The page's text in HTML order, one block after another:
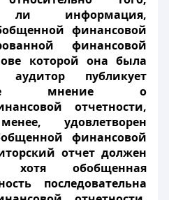
ли информация,
финансовой
финансовой
которой она была
аудитор публикует
мнение о
отчетности,
удовлетворен
финансовой
отчет должен
хотя обобщенная
последовательна